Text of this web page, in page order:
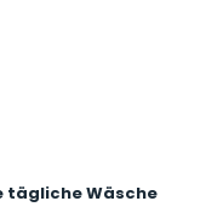
tägliche Wäsche